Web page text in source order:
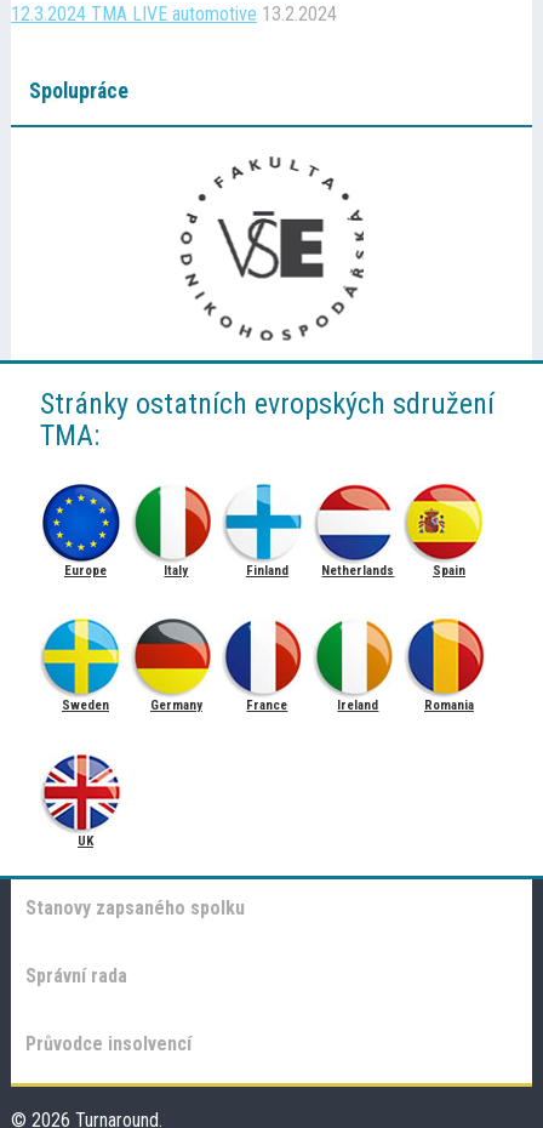
12.3.2024 TMA LIVE automotive 13.2.2024
Spolupráce
Stránky ostatních evropských sdružení
TMA:
Europe Italy Finland Netherlands Spain
Sweden Germany France Ireland Romania
UK
Stanovy zapsaného spolku
Správní rada
Průvodce insolvencí
© 2026 Turnaround.